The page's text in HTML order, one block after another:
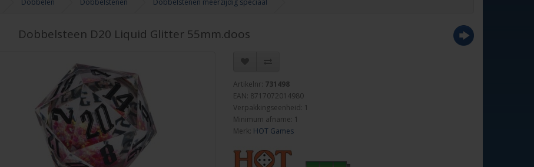
Dobbelen Dobbelstenen Dobbelstenen meerzijdig speciaal
Dobbelsteen D20 Liquid Glitter 55mm.doos
Artikelnr: 731498
EAN: 8717072014980
Verpakkingseenheid: 1
Minimum afname: 1
Merk: HOT Games